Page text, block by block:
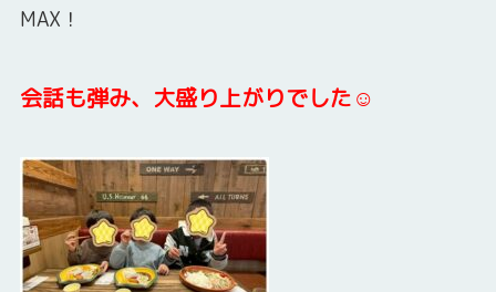
MAX！
会話も弾み、大盛り上がりでした☺